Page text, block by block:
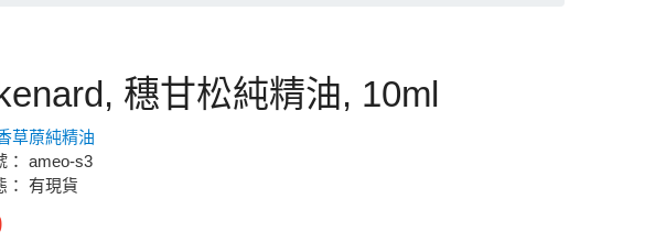
穗甘松純精油, 10ml
草蒝純精油
： ameo-s3
： 有現貨